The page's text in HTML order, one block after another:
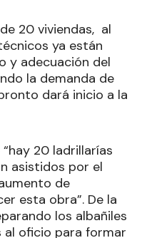
20 viviendas, al
ya están
y adecuación del
la demanda de
dará inicio a la
20 ladrillarías
asistidos por el
de
esta obra”. De la
los albañiles
oficio para formar